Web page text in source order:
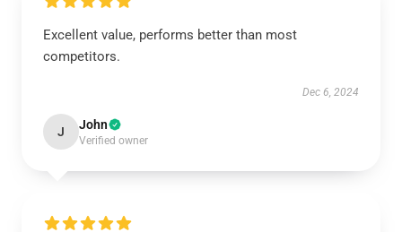
Excellent value, performs better than most
competitors.
Dec 6, 2024
J John
Verified owner